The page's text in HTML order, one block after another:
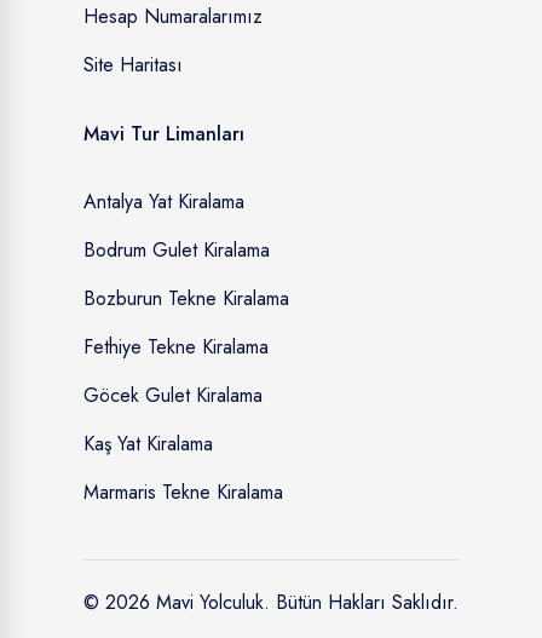
Hesap Numaralarımız
Site Haritası
Mavi Tur Limanları
Antalya Yat Kiralama
Bodrum Gulet Kiralama
Bozburun Tekne Kiralama
Fethiye Tekne Kiralama
Göcek Gulet Kiralama
Kaş Yat Kiralama
Marmaris Tekne Kiralama
© 2026 Mavi Yolculuk. Bütün Hakları Saklıdır.